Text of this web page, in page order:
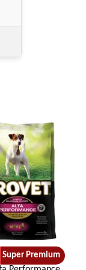
y Grande
y Grande
Super Premium